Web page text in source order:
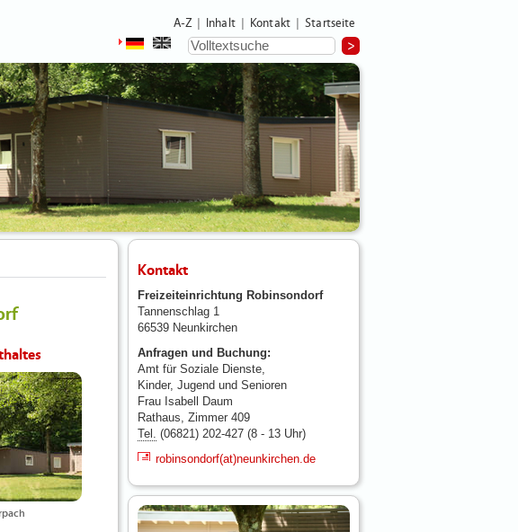
A-Z Inhalt Kontakt Startseite
Kontakt
Freizeiteinrichtung Robinsondorf
Tannenschlag 1
66539 Neunkirchen
Anfragen und Buchung:
Amt für Soziale Dienste,
Kinder, Jugend und Senioren
Frau Isabell Daum
Rathaus, Zimmer 409
Tel. (06821) 202-427 (8 - 13 Uhr)
robinsondorf(at)neunkirchen.de